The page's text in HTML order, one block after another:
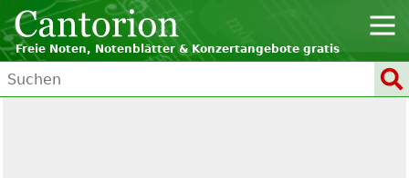
Freie Noten, Notenblätter & Konzertangebote gratis